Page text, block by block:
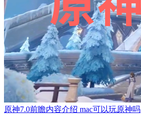
原神7.0前瞻内容介绍 mac可以玩原神吗